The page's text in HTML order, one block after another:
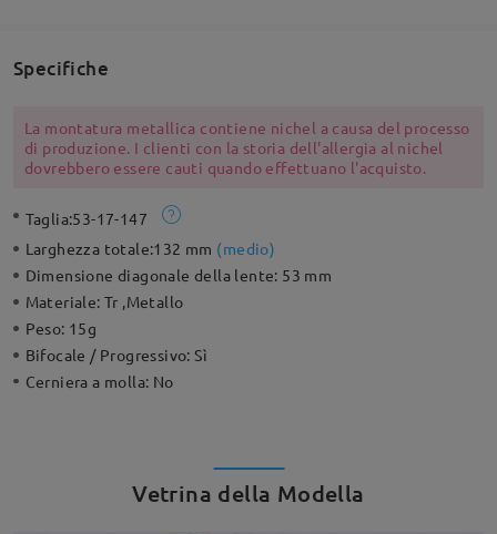
Specifiche
La montatura metallica contiene nichel a causa del processo
di produzione. I clienti con la storia dell'allergia al nichel
dovrebbero essere cauti quando effettuano l'acquisto.
Taglia:53-17-147
Larghezza totale:132 mm (medio)
Dimensione diagonale della lente: 53 mm
Materiale:Tr ,Metallo
Peso: 15g
Bifocale / Progressivo:Sì
Cerniera a molla: No
Vetrina della Modella